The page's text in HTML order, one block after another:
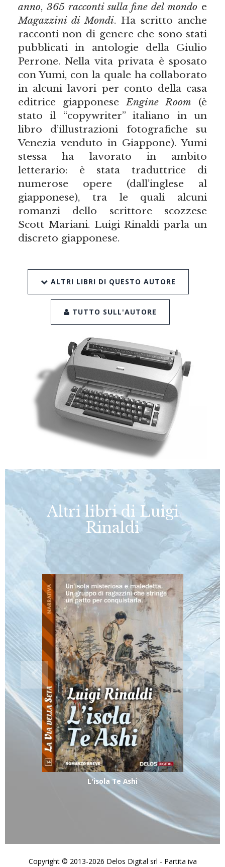
anno, 365 racconti sulla fine del mondo e
Magazzini di Mondi. Ha scritto anche
racconti non di genere che sono stati
pubblicati in antologie della Giulio
Perrone. Nella vita privata è sposato
con Yumi, con la quale ha collaborato
in alcuni lavori per conto della casa
editrice giapponeseEngine Room (è
stato il “copywriter” italiano in un
libro d’illustrazioni fotografiche su
Venezia venduto in Giappone). Yumi
stessa ha lavorato in ambito
letterario: è stata traduttrice di
numerose opere (dall’inglese al
giapponese), tra le quali alcuni
romanzi dello scrittore scozzese
Scott Mariani. Luigi Rinaldi parla un
discreto giapponese.
ALTRI LIBRI DI QUESTO AUTORE
TUTTO SULL'AUTORE
Altri libri di Luigi
Rinaldi
L'isola Te Ashi
Copyright © 2013-2026 Delos Digital srl - Partita iva